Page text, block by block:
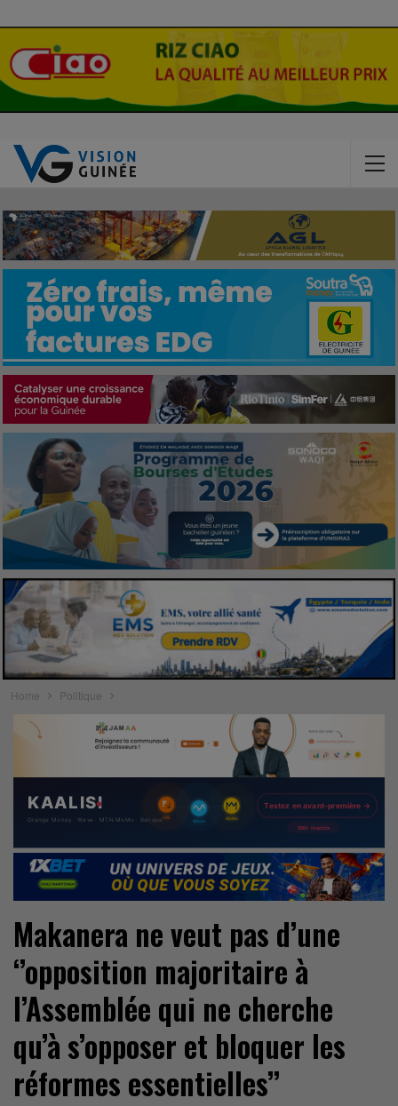
Home Politique
Makanera ne veut pas d’une
‘’opposition majoritaire à
l’Assemblée qui ne cherche
qu’à s’opposer et bloquer les
réformes essentielles’’